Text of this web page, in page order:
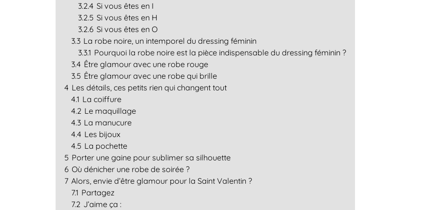
3.2.4 Si vous êtes en I
3.2.5 Si vous êtes en H
3.2.6 Si vous êtes en O
3.3 La robe noire, un intemporel du dressing féminin
3.3.1 Pourquoi la robe noire est la pièce indispensable du dressing féminin ?
3.4 Être glamour avec une robe rouge
3.5 Être glamour avec une robe qui brille
4 Les détails, ces petits rien qui changent tout
4.1 La coiffure
4.2 Le maquillage
4.3 La manucure
4.4 Les bijoux
4.5 La pochette
5 Porter une gaine pour sublimer sa silhouette
6 Où dénicher une robe de soirée ?
7 Alors, envie d’être glamour pour la Saint Valentin ?
7.1 Partagez
7.2 J’aime ça :